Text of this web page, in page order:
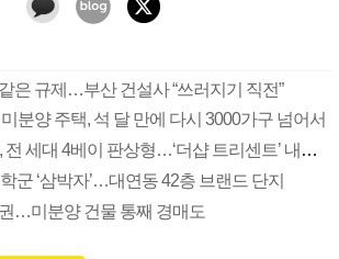
은 규제…부산 건설사 “쓰러지기 직전”
분양 주택, 석 달 만에 다시 3000가구 넘어서
대연·문현 생활권, 전 세대 4베이 판상형…‘더샵 트리센트’ 내달 분양
군 ‘삼박자’…대연동 42층 브랜드 단지
…미분양 건물 통째 경매도